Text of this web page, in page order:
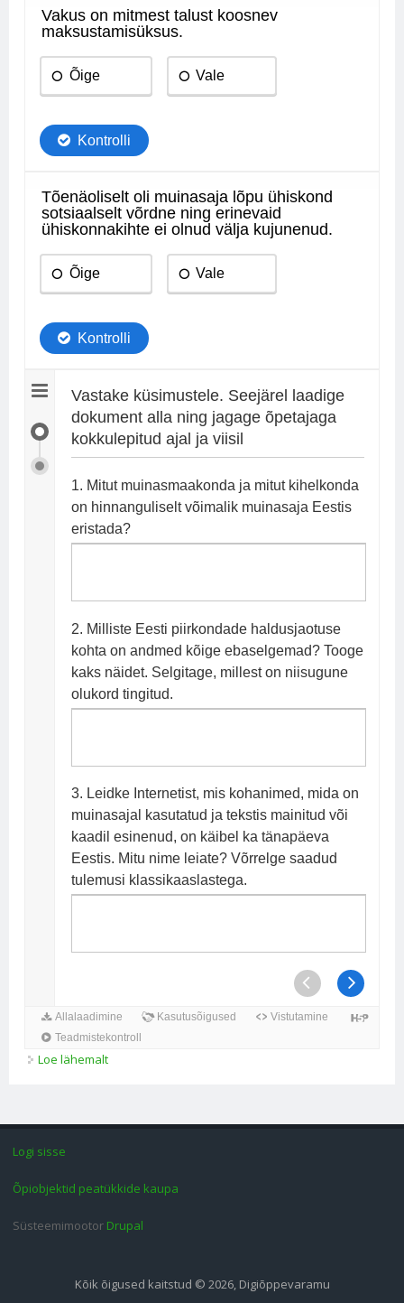
Loe lähemalt
Logi sisse
Õpiobjektid peatükkide kaupa
Süsteemimootor Drupal
Kõik õigused kaitstud © 2026, Digiõppevaramu